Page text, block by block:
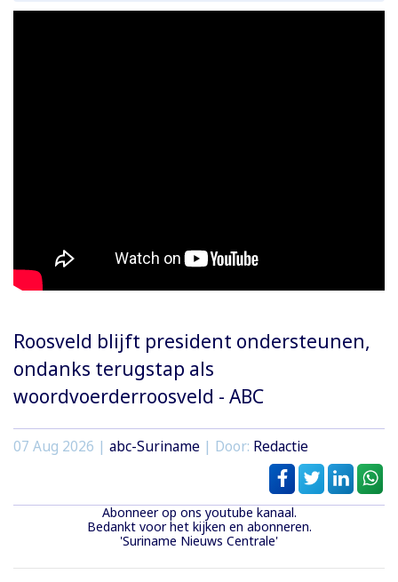
Roosveld blijft president ondersteunen,
ondanks terugstap als
woordvoerderroosveld - ABC
07 Aug 2026 | abc-Suriname | Door: Redactie
Abonneer op ons youtube kanaal.
Bedankt voor het kijken en abonneren.
'Suriname Nieuws Centrale'